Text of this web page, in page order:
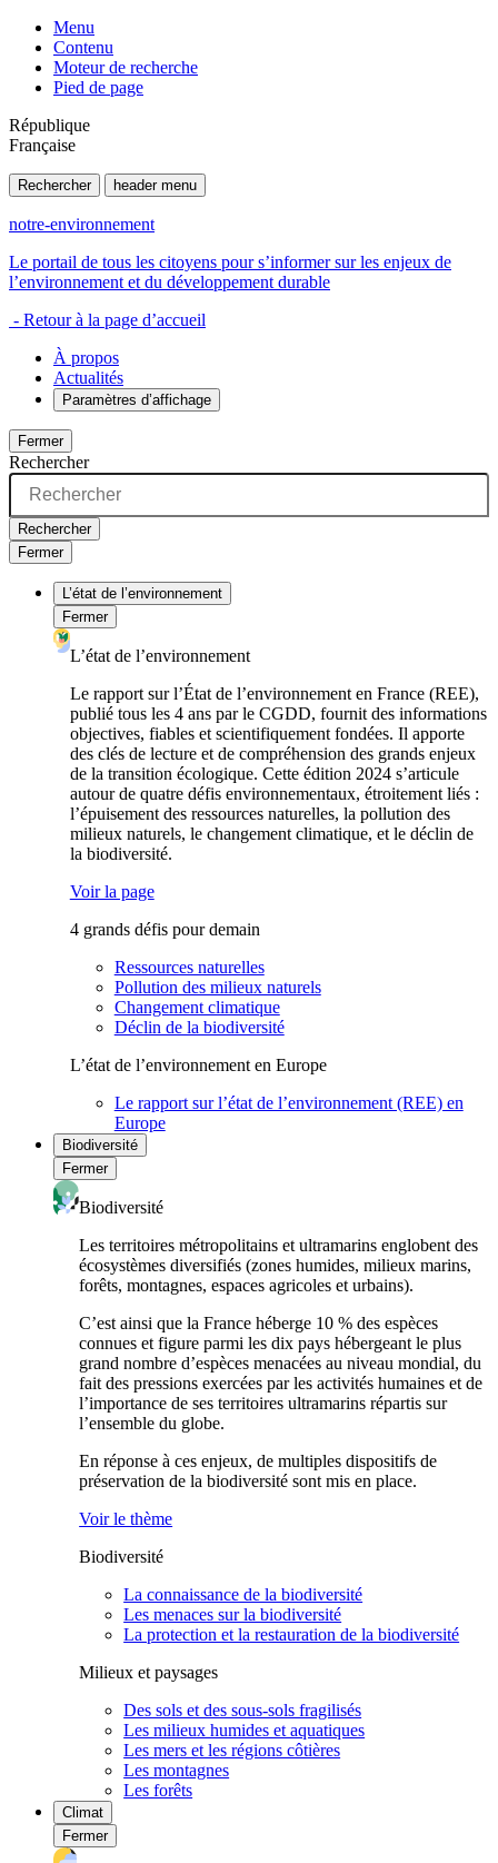
Menu
Contenu
Moteur de recherche
Pied de page
République
Française
Rechercher header menu
notre-environnement
Le portail de tous les citoyens pour s’informer sur les enjeux de
l’environnement et du développement durable
- Retour à la page d’accueil
À propos
Actualités
Paramètres d’affichage
Fermer
Rechercher
Rechercher
Fermer
L’état de l’environnement
Fermer
L’état de l’environnement
Le rapport sur l’État de l’environnement en France (REE),
publié tous les 4 ans par le CGDD, fournit des informations
objectives, fiables et scientifiquement fondées. Il apporte
des clés de lecture et de compréhension des grands enjeux
de la transition écologique. Cette édition 2024 s’articule
autour de quatre défis environnementaux, étroitement liés :
l’épuisement des ressources naturelles, la pollution des
milieux naturels, le changement climatique, et le déclin de
la biodiversité.
Voir la page
4 grands défis pour demain
Ressources naturelles
Pollution des milieux naturels
Changement climatique
Déclin de la biodiversité
L’état de l’environnement en Europe
Le rapport sur l’état de l’environnement (REE) en
Europe
Biodiversité
Fermer
Biodiversité
Les territoires métropolitains et ultramarins englobent des
écosystèmes diversifiés (zones humides, milieux marins,
forêts, montagnes, espaces agricoles et urbains).
C’est ainsi que la France héberge 10 % des espèces
connues et figure parmi les dix pays hébergeant le plus
grand nombre d’espèces menacées au niveau mondial, du
fait des pressions exercées par les activités humaines et de
l’importance de ses territoires ultramarins répartis sur
l’ensemble du globe.
En réponse à ces enjeux, de multiples dispositifs de
préservation de la biodiversité sont mis en place.
Voir le thème
Biodiversité
La connaissance de la biodiversité
Les menaces sur la biodiversité
La protection et la restauration de la biodiversité
Milieux et paysages
Des sols et des sous-sols fragilisés
Les milieux humides et aquatiques
Les mers et les régions côtières
Les montagnes
Les forêts
Climat
Fermer